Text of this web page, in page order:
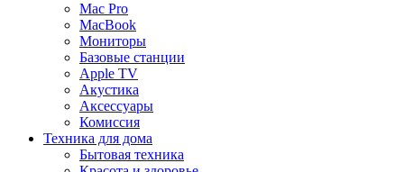
Mac Pro
MacBook
Мониторы
Базовые станции
Apple TV
Акустика
Аксессуары
Комиссия
Техника для дома
Бытовая техника